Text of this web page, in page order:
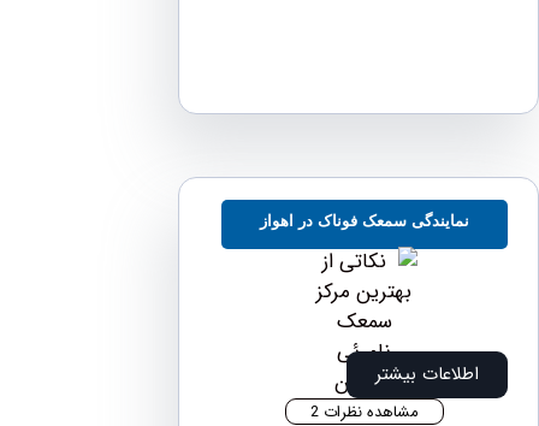
نمایندگی سمعک فوناک در اهواز
اطلاعات بیشتر
مشاهده نظرات 2